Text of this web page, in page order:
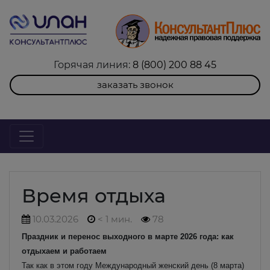
Горячая линия: 8 (800) 200 88 45
заказать звонок
Время отдыха
10.03.2026 < 1 мин. 78
Праздник и перенос выходного в марте 2026 года: как
отдыхаем и работаем
Так как в этом году Международный женский день (8 марта)